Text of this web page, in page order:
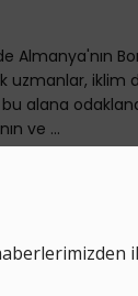
Almanya'nın
uzmanlar, iklim
alana
ve ...
Fonu,
23